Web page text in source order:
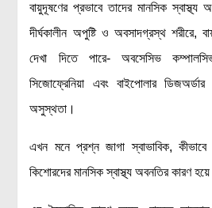
বিজ্ঞান নিয়ে কার্টুন
বাংলাদেশের কথা
বায়ুদূষণের প্রভাবে তাদের মানসিক স্বাস্থ্য
দীর্ঘকালীন অপুষ্টি ও অবসাদগ্রস্থ শরীরে,
দেখা দিতে পারে- অবসেসিভ
সিজোফ্রেনিয়া এবং বাইপোলার
অসুস্থতা।
এখন মনে প্রশ্ন জাগা স্বাভাবিক, কীভাবে
কিশোরদের মানসিক স্বাস্থ্য অবনতির কারণ